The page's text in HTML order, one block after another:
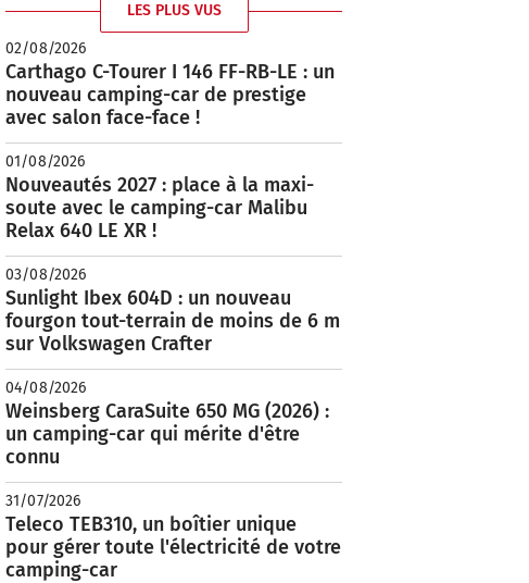
LES PLUS VUS
02/08/2026
Carthago C-Tourer I 146 FF-RB-LE : un
nouveau camping-car de prestige
avec salon face-face !
01/08/2026
Nouveautés 2027 : place à la maxi-
soute avec le camping-car Malibu
Relax 640 LE XR !
03/08/2026
Sunlight Ibex 604D : un nouveau
fourgon tout-terrain de moins de 6 m
sur Volkswagen Crafter
04/08/2026
Weinsberg CaraSuite 650 MG (2026) :
un camping-car qui mérite d'être
connu
31/07/2026
Teleco TEB310, un boîtier unique
pour gérer toute l'électricité de votre
camping-car